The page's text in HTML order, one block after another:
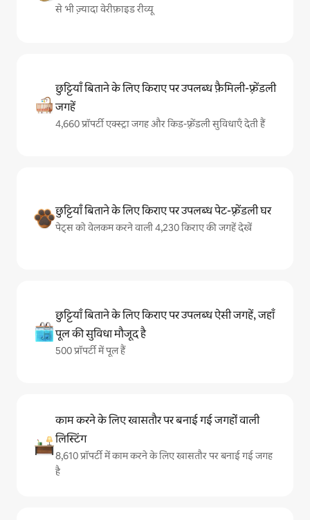
से भी ज़्यादा वेरीफ़ाइड रीव्यू
छुट्टियाँ बिताने के लिए किराए पर उपलब्ध फ़ैमिली-फ़्रेंडली
जगहें
4,660 प्रॉपर्टी एक्स्ट्रा जगह और किड-फ़्रेंडली सुविधाएँ देती हैं
छुट्टियाँ बिताने के लिए किराए पर उपलब्ध पेट-फ़्रेंडली घर
पेट्स को वेलकम करने वाली 4,230 किराए की जगहें देखें
छुट्टियाँ बिताने के लिए किराए पर उपलब्ध ऐसी जगहें, जहाँ
पूल की सुविधा मौजूद है
500 प्रॉपर्टी में पूल हैं
काम करने के लिए खासतौर पर बनाई गई जगहों वाली
लिस्टिंग
8,610 प्रॉपर्टी में काम करने के लिए खासतौर पर बनाई गई जगह
है